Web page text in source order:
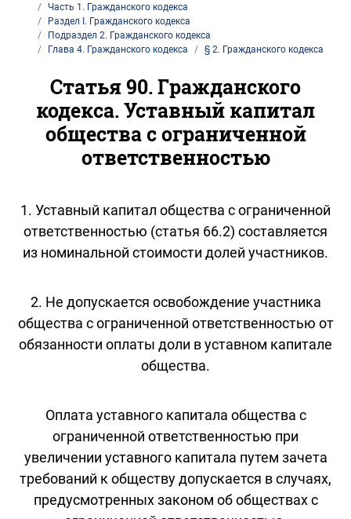
Часть 1. Гражданского кодекса
Раздел I. Гражданского кодекса
Подраздел 2. Гражданского кодекса
Глава 4. Гражданского кодекса
§ 2. Гражданского кодекса
Статья 90. Гражданского
кодекса. Уставный капитал
общества с ограниченной
ответственностью
1. Уставный капитал общества с ограниченной
ответственностью (статья 66.2) составляется
из номинальной стоимости долей участников.
2. Не допускается освобождение участника
общества с ограниченной ответственностью от
обязанности оплаты доли в уставном капитале
общества.
Оплата уставного капитала общества с
ограниченной ответственностью при
увеличении уставного капитала путем зачета
требований к обществу допускается в случаях,
предусмотренных законом об обществах с